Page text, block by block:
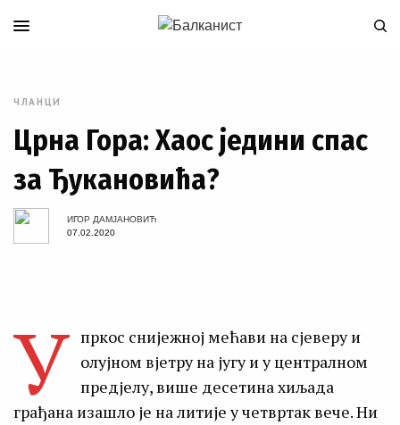
ЧЛАНЦИ
Црна Гора: Хаос једини спас
за Ђукановића?
ИГОР ДАМЈАНОВИЋ
07.02.2020
У пркос снијежној мећави на сјеверу и
олујном вјетру на југу и у централном
предјелу, више десетина хиљада
грађана изашло је на литије у четвртак вече. Ни